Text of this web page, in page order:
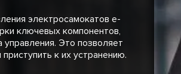
электросамокатов e-
ключевых компонентов,
управления. Это позволяет
к их устранению.